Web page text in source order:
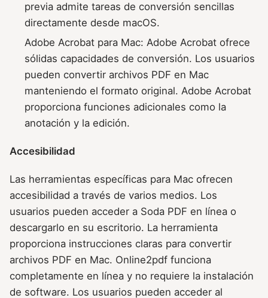
previa admite tareas de conversión sencillas
directamente desde macOS.
Adobe Acrobat para Mac: Adobe Acrobat ofrece
sólidas capacidades de conversión. Los usuarios
pueden convertir archivos PDF en Mac
manteniendo el formato original. Adobe Acrobat
proporciona funciones adicionales como la
anotación y la edición.
Accesibilidad
Las herramientas específicas para Mac ofrecen
accesibilidad a través de varios medios. Los
usuarios pueden acceder a Soda PDF en línea o
descargarlo en su escritorio. La herramienta
proporciona instrucciones claras para convertir
archivos PDF en Mac. Online2pdf funciona
completamente en línea y no requiere la instalación
de software. Los usuarios pueden acceder al